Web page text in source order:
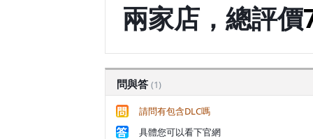
兩家店，總評價
問與答 (1)
請問有包含DLC嗎
具體您可以看下官網